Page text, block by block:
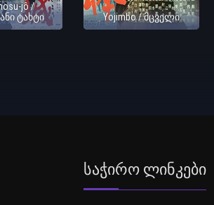
jô /
ტახტი
Yojimbo / მცველი
Საჭირო Ლინკები